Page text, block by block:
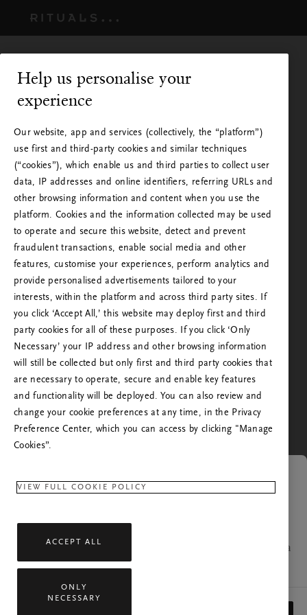
A Rituals está disponível no seu
país
Está a visitar a Rituals de um país que não aquele
em que se encontra ou que não é o mesmo de
onde nos visitou anteriormente. Deseja ir para o
site Rituals do seu país?
Não. Continuar em Rituals Portugal
Sim. Prosseguir para a Rituals Estados Unidos da
Aguarde – Vamos avançar para o próximo passo.
Link expirado.
disponível. Se tiver alguma pergunta, contacte a nossa
equipa de apoio ao cliente.
Help us personalise your
experience
Our website, app and services (collectively, the “platform”)
use first and third-party cookies and similar techniques
(“cookies”), which enable us and third parties to collect user
data, IP addresses and online identifiers, referring URLs and
other browsing information and content when you use the
platform. Cookies and the information collected may be used
to operate and secure this website, detect and prevent
fraudulent transactions, enable social media and other
features, customise your experiences, perform analytics and
provide personalised advertisements tailored to your
interests, within the platform and across third party sites. If
you click ‘Accept All,’ this website may deploy first and third
party cookies for all of these purposes. If you click ‘Only
Necessary’ your IP address and other browsing information
will still be collected but only first and third party cookies that
are necessary to operate, secure and enable key features
and functionality will be deployed. You can also review and
change your cookie preferences at any time, in the Privacy
Preference Center, which you can access by clicking "Manage
Cookies”.
VIEW FULL COOKIE POLICY
ACCEPT ALL
ONLY
NECESSARY